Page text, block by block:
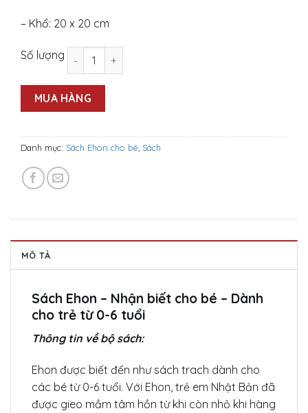
– Khổ: 20 x 20 cm
Số lượng Ehon Ngôn ngữ: Ai kêu thế nhỉ? Whose sound?
MUA HÀNG
Danh mục: Sách Ehon cho bé, Sách
MÔ TẢ
Sách Ehon – Nhận biết cho bé – Dành
cho trẻ từ 0-6 tuổi
Thông tin về bộ sách:
Ehon được biết đến như sách trach dành cho
các bé từ 0-6 tuổi. Với Ehon, trẻ em Nhật Bản đã
được gieo mầm tâm hồn từ khi còn nhỏ khi hàng